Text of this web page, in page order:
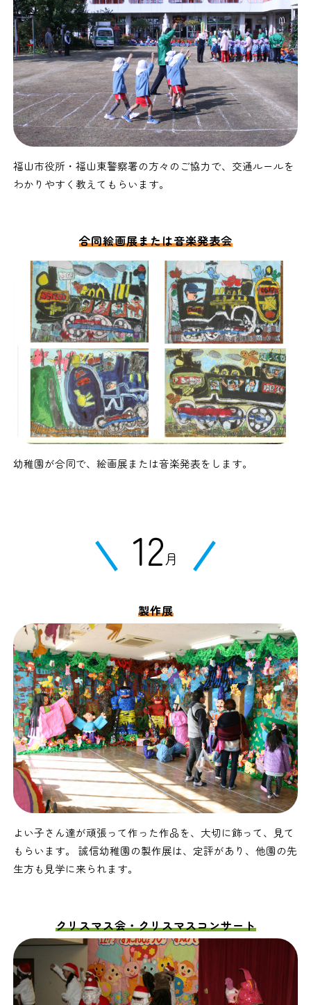
福山市役所・福山東警察署の方々のご協力で、交通ルールを
わかりやすく教えてもらいます。
合同絵画展または音楽発表会
幼稚園が合同で、絵画展または音楽発表をします。
12月
製作展
よい子さん達が頑張って作った作品を、大切に飾って、見て
もらいます。 誠信幼稚園の製作展は、定評があり、他園の先
生方も見学に来られます。
クリスマス会・クリスマスコンサート